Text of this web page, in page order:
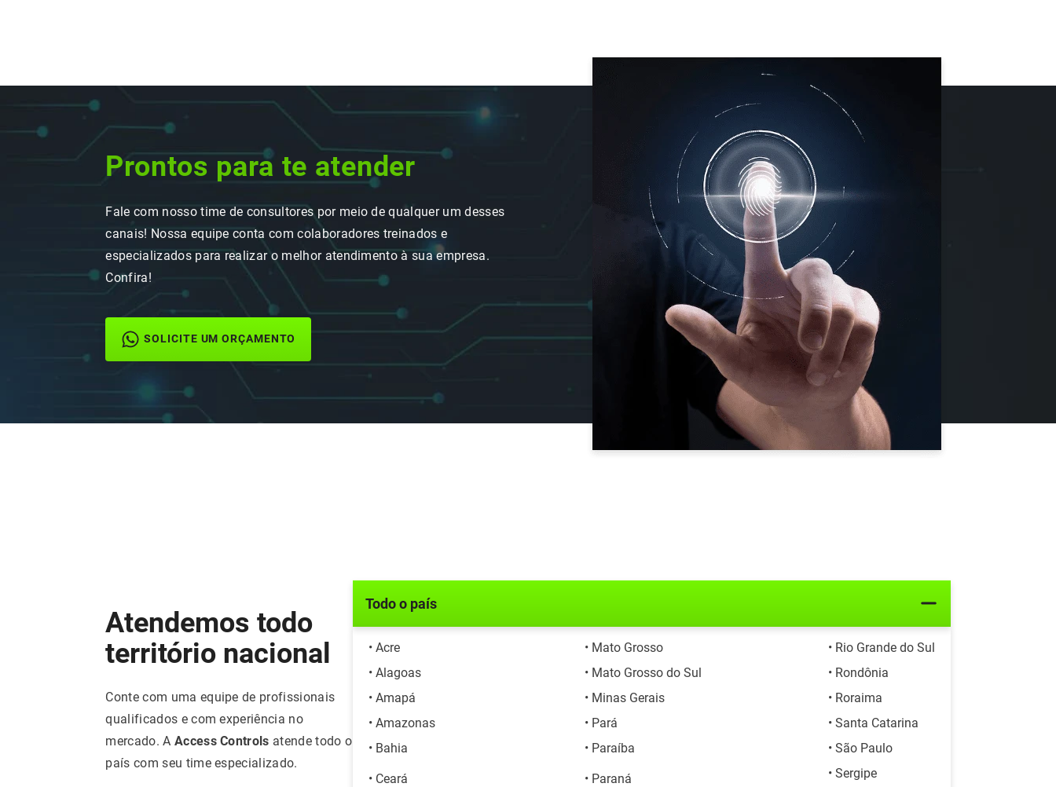
Prontos para te atender
Fale com nosso time de consultores por meio de qualquer um desses
canais! Nossa equipe conta com colaboradores treinados e
especializados para realizar o melhor atendimento à sua empresa.
Confira!
SOLICITE UM ORÇAMENTO
Atendemos todo
território nacional
Conte com uma equipe de profissionais
qualificados e com experiência no
mercado. A Access Controls atende todo o
país com seu time especializado.
Todo o país
• Acre
• Alagoas
• Amapá
• Amazonas
• Bahia
• Ceará
• Mato Grosso
• Mato Grosso do Sul
• Minas Gerais
• Pará
• Paraíba
• Paraná
• Rio Grande do Sul
• Rondônia
• Roraima
• Santa Catarina
• São Paulo
• Sergipe